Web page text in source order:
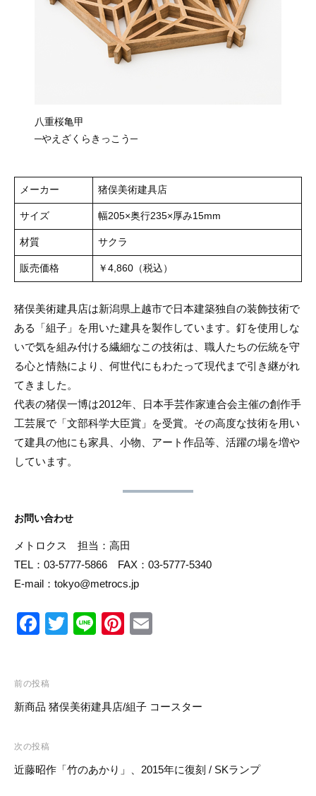
八重桜亀甲
─やえざくらきっこう─
メーカー 猪俣美術建具店
サイズ 幅205×奥行235×厚み15mm
材質 サクラ
販売価格 ￥4,860（税込）
猪俣美術建具店は新潟県上越市で日本建築独自の装飾技術で
ある「組子」を用いた建具を製作しています。釘を使用しな
いで気を組み付ける繊細なこの技術は、職人たちの伝統を守
る心と情熱により、何世代にもわたって現代まで引き継がれ
てきました。
代表の猪俣一博は2012年、日本手芸作家連合会主催の創作手
工芸展で「文部科学大臣賞」を受賞。その高度な技術を用い
て建具の他にも家具、小物、アート作品等、活躍の場を増や
しています。
お問い合わせ
メトロクス 担当：高田
TEL：03-5777-5866 FAX：03-5777-5340
E-mail：tokyo@metrocs.jp
F
e
b
o
o
k
T
Li
Pi
st
投
稿
ビ
ゲ
前の投稿
新商品 猪俣美術建具店/組子 コースター
次の投稿
近藤昭作「竹のあかり」、2015年に復刻 / SKランプ